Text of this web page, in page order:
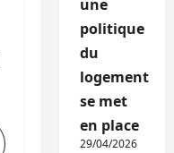
une
politique
du
logement
se met
en place
29/04/2026